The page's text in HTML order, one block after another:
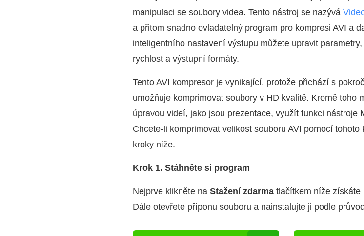
manipulaci se soubory videa. Tento nástroj se nazývá
a přitom snadno ovladatelný program pro kompresi AVI a
inteligentního nastavení výstupu můžete upravit
rychlost a výstupní formáty.
Tento AVI kompresor je vynikající, protože přichází s
umožňuje komprimovat soubory v HD kvalitě. Kromě toho
úpravou videí, jako jsou prezentace, využít funkci nástroje
Chcete-li komprimovat velikost souboru AVI pomocí
kroky níže.
Krok 1. Stáhněte si program
Nejprve klikněte na Stažení zdarma tlačítkem níže získáte
Dále otevřete příponu souboru a nainstalujte ji podle